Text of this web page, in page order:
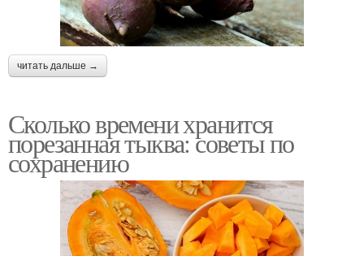
читать дальше →
Сколько времени хранится
порезанная тыква: советы по
сохранению